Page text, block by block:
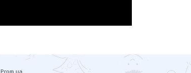
Prom.ua